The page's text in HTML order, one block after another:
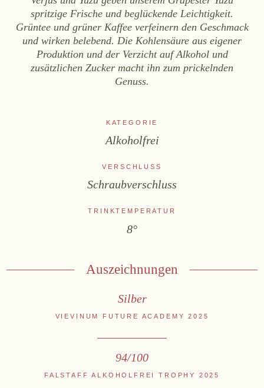
Rosé
Rotwein
Süßwein
ALKOHOLFREI
Fizz Rosé
Grapester Yuzu
Grapester Ingwer
KAUFEN
Online-Shop
Bezugsquellen
ÜBER UNS
Aktuelles
Termine
Tagebuch
Team
spritzige Frische und beglückende Leichtigkeit.
Grüntee und grüner Kaffee verfeinern den Geschmack
und wirken belebend. Die Kohlensäure aus eigener
Produktion und der Verzicht auf Alkohol und
zusätzlichen Zucker macht ihn zum prickelnden
Genuss.
KATEGORIE
Alkoholfrei
VERSCHLUSS
Schraubverschluss
TRINKTEMPERATUR
8°
Auszeichnungen
Silber
VIEVINUM FUTURE ACADEMY 2025
94/100
FALSTAFF ALKOHOLFREI TROPHY 2025